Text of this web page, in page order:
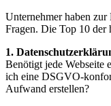
Unternehmer haben
Fragen. Die Top 10 der
1.
Benötigt jede Webseite
ich eine DSGVO-
Aufwand erstellen?